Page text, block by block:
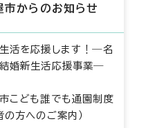
市からのお知らせ
活を応援します！―名
婚新生活応援事業―
こども誰でも通園制度
の方へのご案内）